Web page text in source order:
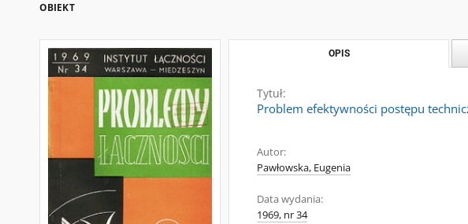
OBIEKT
OPIS
Tytuł:
Problem efektywności postępu
Autor:
Pawłowska, Eugenia
Data wydania:
1969, nr 34